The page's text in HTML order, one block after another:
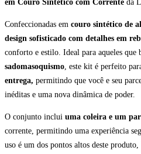
em Couro Sintético com Corrente da
Confeccionadas em couro sintético de
design sofisticado com detalhes em
conforto e estilo. Ideal para aqueles que
sadomasoquismo, este kit é perfeito
entrega, permitindo que você e seu
inéditas e uma nova dinâmica de poder.
O conjunto inclui uma coleira e um
corrente, permitindo uma experiência
uso é um dos pontos altos deste